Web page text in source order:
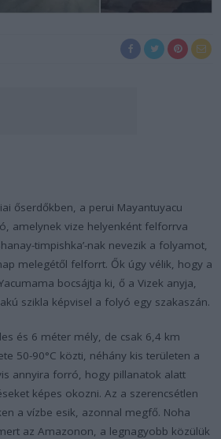
őserdőkben, a perui Mayantuyacu
amelynek vize helyenként felforrva
timpishka’-nak nevezik a folyamot,
melegétől felforrt. Ők úgy vélik, hogy a
bocsájtja ki, ő a Vizek anyja,
szikla képvisel a folyó egy szakaszán.
és 6 méter mély, de csak 6,4 km
50-90°C közti, néhány kis területen a
annyira forró, hogy pillanatok alatt
képes okozni. Az a szerencsétlen
a vízbe esik, azonnal megfő. Noha
az Amazonon, a legnagyobb közülük